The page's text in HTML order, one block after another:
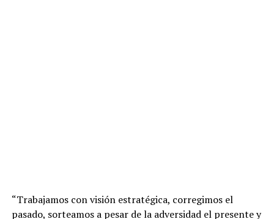
“Trabajamos con visión estratégica, corregimos el
pasado, sorteamos a pesar de la adversidad el presente y